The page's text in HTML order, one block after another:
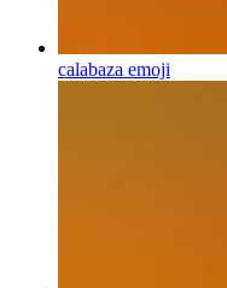
calabaza emoji